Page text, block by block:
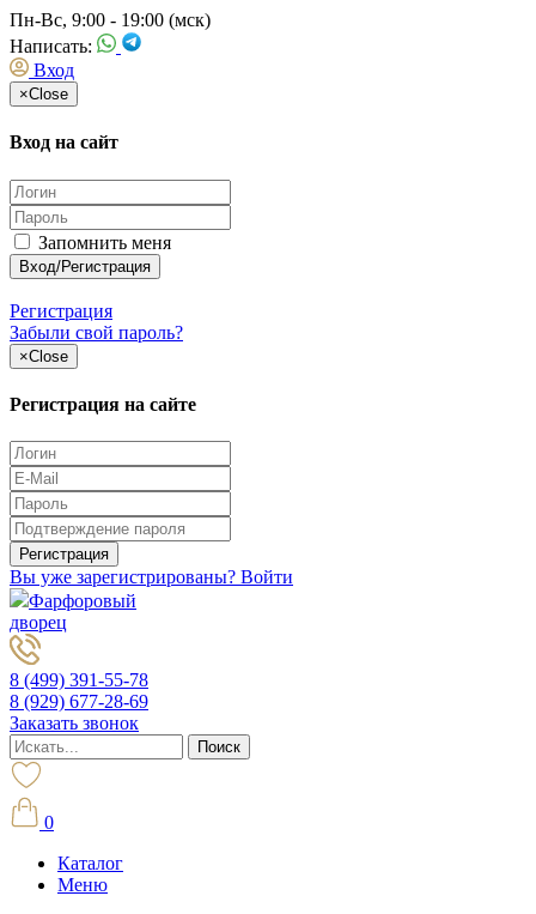
Пн-Вс, 9:00 - 19:00 (мск)
Написать:
Вход
×Close
Вход на сайт
Запомнить меня
Регистрация
Забыли свой пароль?
×Close
Регистрация на сайте
Вы уже зарегистрированы? Войти
Фарфоровый
дворец
8 (499) 391-55-78
8 (929) 677-28-69
Заказать звонок
0
Каталог
Меню